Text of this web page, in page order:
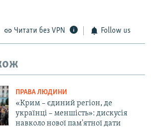
Читати без VPN Follow us
ПРАВА ЛЮДИНИ
«Крим – єдиний регіон, де
українці – меншість»: дискусія
навколо нової пам'ятної дати